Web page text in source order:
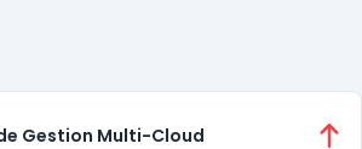
Gestion Multi-Cloud